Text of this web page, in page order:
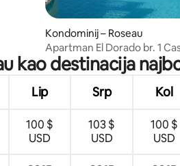
Kondominij – Roseau
Apartman El Dorado br. 1
kao destinacija
Lip Srp Kol
100 $
USD
103 $
USD
100 $
USD